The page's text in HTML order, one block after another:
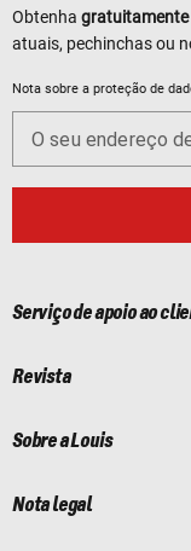
Obtenha gratuitamente
atuais, pechinchas ou
Nota sobre a proteção de
O seu endereço
Serviço de apoio ao
Revista
Sobre a Louis
Nota legal